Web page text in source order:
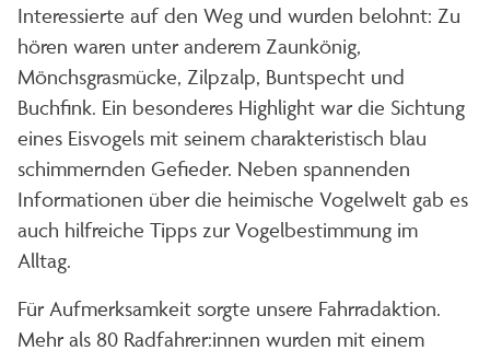
Interessierte auf den Weg und wurden belohnt: Zu
hören waren unter anderem Zaunkönig,
Mönchsgrasmücke, Zilpzalp, Buntspecht und
Buchfink. Ein besonderes Highlight war die Sichtung
eines Eisvogels mit seinem charakteristisch blau
schimmernden Gefieder. Neben spannenden
Informationen über die heimische Vogelwelt gab es
auch hilfreiche Tipps zur Vogelbestimmung im
Alltag.
Für Aufmerksamkeit sorgte unsere Fahrradaktion.
Mehr als 80 Radfahrer:innen wurden mit einem